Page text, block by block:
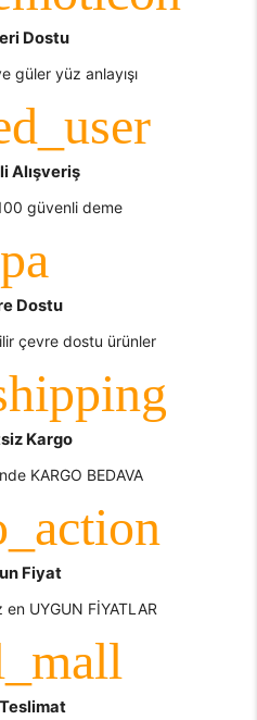
Dostu
güler yüz anlayışı
Alışveriş
güvenli deme
Dostu
çevre dostu ürünler
Kargo
KARGO BEDAVA
Fiyat
UYGUN FİYATLAR
Teslimat